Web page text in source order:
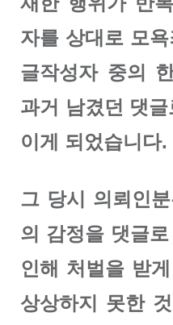
자를 상대로 모
글작성자 중의
과거 남겼던 댓
이게 되었습니다.
그 당시 의뢰인
의 감정을 댓글
인해 처벌을 받
상상하지 못한